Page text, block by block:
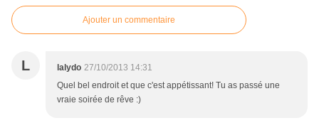
Ajouter un commentaire
L lalydo 27/10/2013 14:31
Quel bel endroit et que c'est appétissant! Tu as passé une
vraie soirée de rêve :)